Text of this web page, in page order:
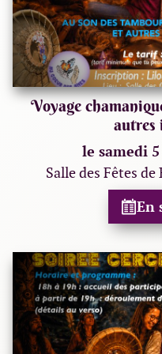
Voyage
autres
le samedi
Salle des Fêtes
En